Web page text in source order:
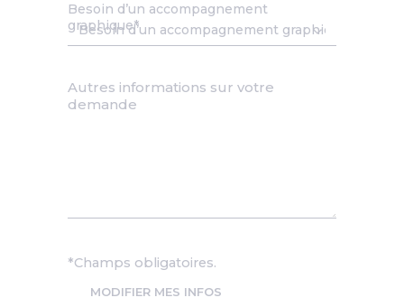
Besoin d’un accompagnement
graphique
Autres informations sur votre
demande
*Champs obligatoires.
MODIFIER MES INFOS